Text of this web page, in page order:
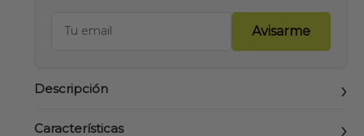
Avisarme
Descripción
Características